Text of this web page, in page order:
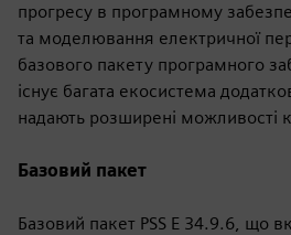
прогресу в програмному
та моделювання електричної
базового пакету програмного
існує багата екосистема
надають розширені можливості
Базовий пакет
Базовий пакет PSS E 34.9.6, що